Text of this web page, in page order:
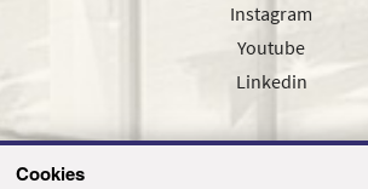
Cookies
Instagram
Youtube
Linkedin